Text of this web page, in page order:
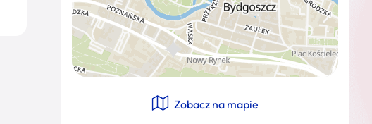
Zobacz na mapie